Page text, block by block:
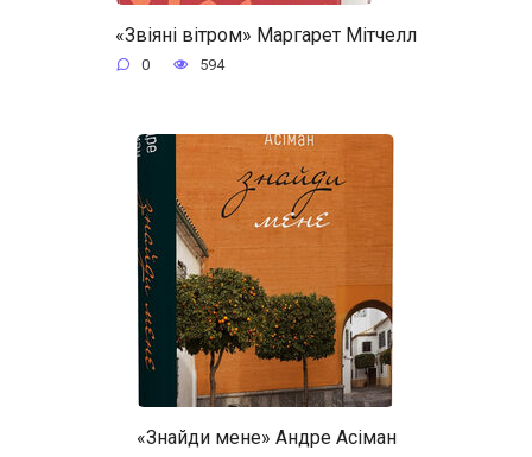
«Звіяні вітром» Маргарет Мітчелл
0 594
«Знайди мене» Андре Асіман